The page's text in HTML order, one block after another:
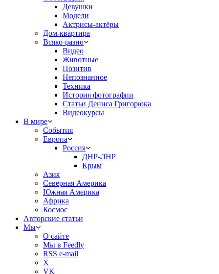
Девушки
Модели
Актрисы-актёры
Дом-квартира
Всяко-разно
Видео
Животные
Позитив
Непознанное
Техника
История фотографии
Статьи Дениса Григорюка
Видеокурсы
В мире
События
Европа
Россия
ДНР-ЛНР
Крым
Азия
Северная Америка
Южная Америка
Африка
Космос
Авторские статьи
Мы
О сайте
Мы в Feedly
RSS e-mail
X
VK